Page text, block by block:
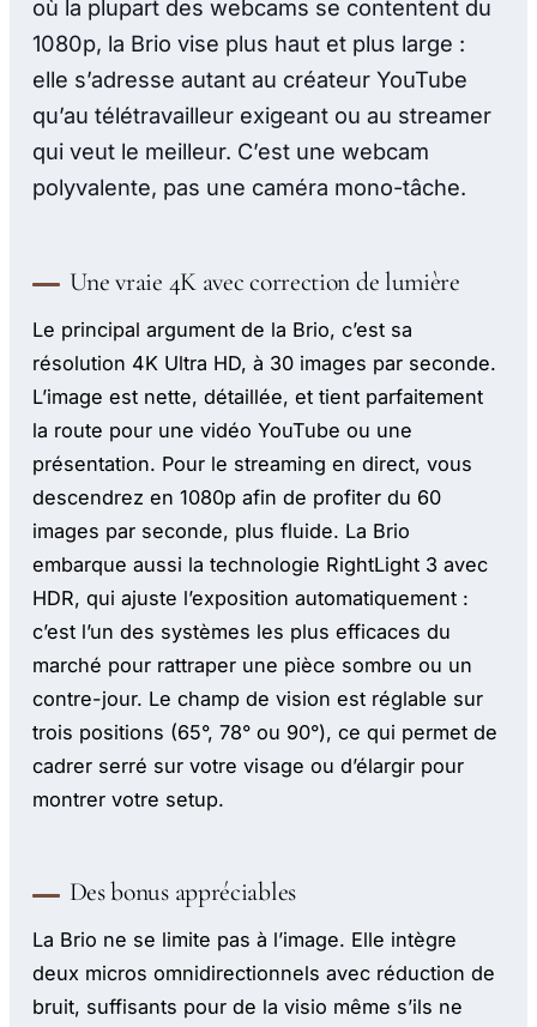
où la plupart des webcams se contentent du
1080p, la Brio vise plus haut et plus large :
elle s’adresse autant au créateur YouTube
qu’au télétravailleur exigeant ou au streamer
qui veut le meilleur. C’est une webcam
polyvalente, pas une caméra mono-tâche.
Une vraie 4K avec correction de lumière
Le principal argument de la Brio, c’est sa
résolution 4K Ultra HD, à 30 images par seconde.
L’image est nette, détaillée, et tient parfaitement
la route pour une vidéo YouTube ou une
présentation. Pour le streaming en direct, vous
descendrez en 1080p afin de profiter du 60
images par seconde, plus fluide. La Brio
embarque aussi la technologie RightLight 3 avec
HDR, qui ajuste l’exposition automatiquement :
c’est l’un des systèmes les plus efficaces du
marché pour rattraper une pièce sombre ou un
contre-jour. Le champ de vision est réglable sur
trois positions (65°, 78° ou 90°), ce qui permet de
cadrer serré sur votre visage ou d’élargir pour
montrer votre setup.
Des bonus appréciables
La Brio ne se limite pas à l’image. Elle intègre
deux micros omnidirectionnels avec réduction de
bruit, suffisants pour de la visio même s’ils ne